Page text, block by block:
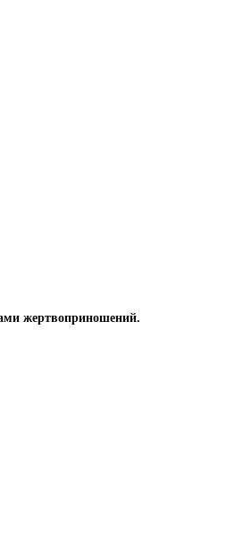
жертвоприношений.